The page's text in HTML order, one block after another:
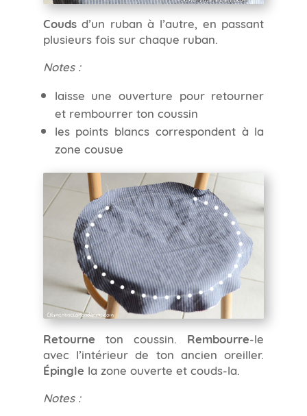
Coudsd’un ruban à l’autre, en passant
plusieurs fois sur chaque ruban.
Notes :
laisse une ouverture pour retourner
et rembourrer ton coussin
les points blancs correspondent à la
zone cousue
Retourne ton coussin. Rembourre-le
avec l’intérieur de ton ancien oreiller.
Épingle la zone ouverte et couds-la.
Notes :